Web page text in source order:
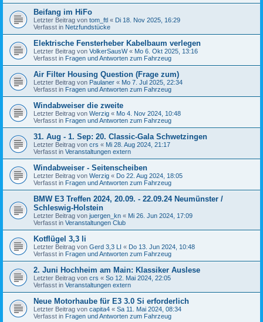
Beifang im HiFo
Letzter Beitrag von tom_ftl « Di 18. Nov 2025, 16:29
Verfasst in Netzfundstücke
Elektrische Fensterheber Kabelbaum verlegen
Letzter Beitrag von VolkerSausW« Mo 6. Okt 2025, 13:16
Verfasst in Fragen und Antworten zum Fahrzeug
Air Filter Housing Question (Frage zum)
Letzter Beitrag von Paulaner « Mo 7. Jul 2025, 22:34
Verfasst in Fragen und Antworten zum Fahrzeug
Windabweiser die zweite
Letzter Beitrag von Werzig « Mo 4. Nov 2024, 10:48
Verfasst in Fragen und Antworten zum Fahrzeug
31. Aug - 1. Sep: 20. Classic-Gala Schwetzingen
Letzter Beitrag von crs « Mi 28. Aug 2024, 21:17
Verfasst in Veranstaltungen extern
Windabweiser - Seitenscheiben
Letzter Beitrag von Werzig « Do 22. Aug 2024, 18:05
Verfasst in Fragen und Antworten zum Fahrzeug
BMW E3 Treffen 2024, 20.09. - 22.09.24 Neumünster /
Schleswig-Holstein
Letzter Beitrag von juergen_kn « Mi 26. Jun 2024, 17:09
Verfasst in Veranstaltungen Club
Kotflügel 3,3 li
Letzter Beitrag von Gerd 3,3 LI « Do 13. Jun 2024, 10:48
Verfasst in Fragen und Antworten zum Fahrzeug
2. Juni Hochheim am Main: Klassiker Auslese
Letzter Beitrag von crs « So 12. Mai 2024, 22:05
Verfasst in Veranstaltungen extern
Neue Motorhaube für E3 3.0 Si erforderlich
Letzter Beitrag von capita4 « Sa 11. Mai 2024, 08:34
Verfasst in Fragen und Antworten zum Fahrzeug